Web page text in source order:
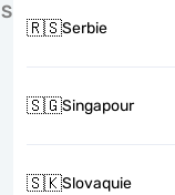
S
🇷🇸Serbie
🇸🇬Singapour
🇸🇰Slovaquie